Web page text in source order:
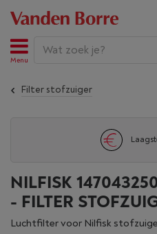
Menu
Filter stofzuiger
NILFISK
- FILTER
Luchtfilter voor Nilfisk